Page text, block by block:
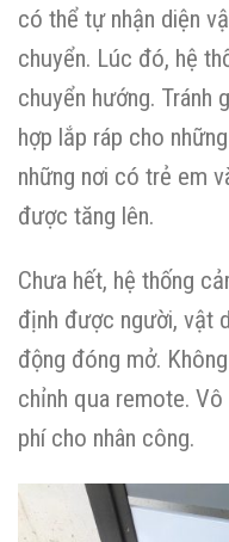
có thể tự nhận diện
chuyển. Lúc đó, hệ
chuyển hướng. Tránh
hợp lắp ráp cho
những nơi có trẻ em
được tăng lên.
Chưa hết, hệ thống
định được người, vật
động đóng mở.
chỉnh qua remote.
phí cho nhân công.